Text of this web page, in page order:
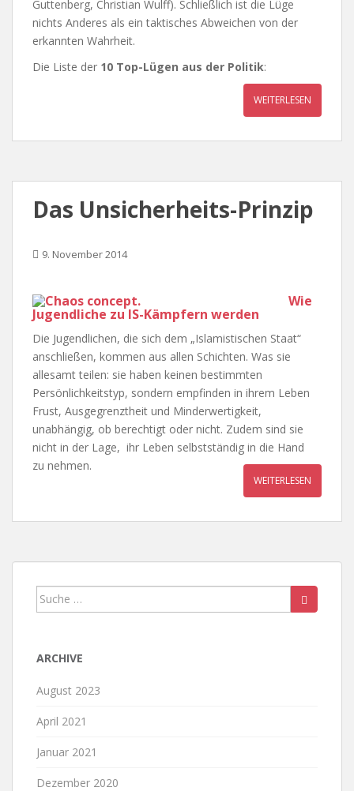
Guttenberg, Christian Wulff). Schließlich ist die Lüge
nichts Anderes als ein taktisches Abweichen von der
erkannten Wahrheit.
Die Liste der 10 Top-Lügen aus der Politik:
WEITERLESEN
Das Unsicherheits-Prinzip
9. November 2014
Wie
Jugendliche zu IS-Kämpfern werden
Die Jugendlichen, die sich dem „Islamistischen Staat“
anschließen, kommen aus allen Schichten. Was sie
allesamt teilen: sie haben keinen bestimmten
Persönlichkeitstyp, sondern empfinden in ihrem Leben
Frust, Ausgegrenztheit und Minderwertigkeit,
unabhängig, ob berechtigt oder nicht. Zudem sind sie
nicht in der Lage, ihr Leben selbstständig in die Hand
zu nehmen.
WEITERLESEN
Suche
nach:
ARCHIVE
August 2023
April 2021
Januar 2021
Dezember 2020